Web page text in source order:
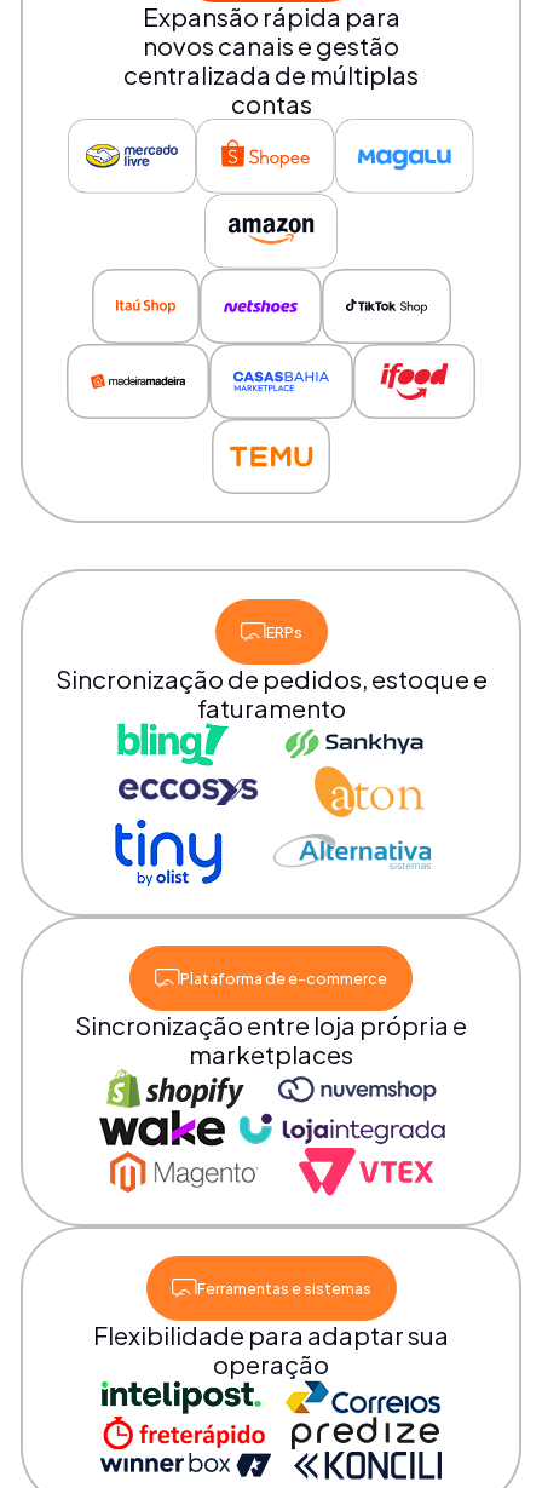
Expansão rápida para
novos canais e gestão
centralizada de múltiplas
contas
ERPs
Sincronização de pedidos, estoque e
faturamento
Plataforma de e-commerce
Sincronização entre loja própria e
marketplaces
Ferramentas e sistemas
Flexibilidade para adaptar sua
operação